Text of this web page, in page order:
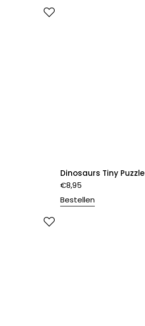
Dinosaurs Tiny Puzzle
€8,95
Bestellen